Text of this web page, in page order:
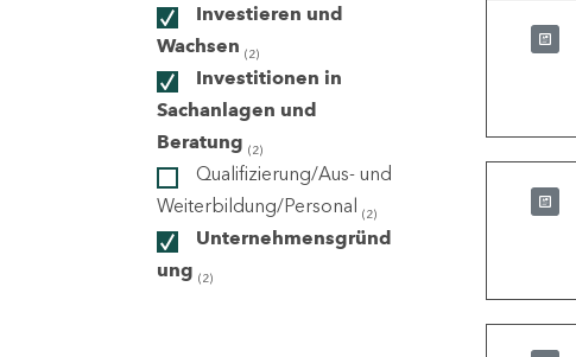
Investieren und
Wachsen (2)
Investitionen in
Sachanlagen und
Beratung (2)
Qualifizierung/Aus- und
Weiterbildung/Personal (2)
Unternehmensgründ
ung (2)